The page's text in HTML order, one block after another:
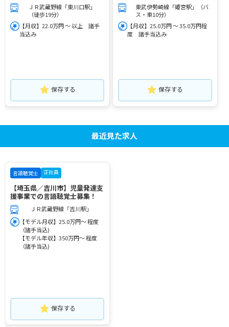
ＪＲ武蔵野線「東川口駅」
（徒歩19分）
【月収】22.0万円 ～ 以上 諸手
当込み
保存する
東武伊勢崎線「姫宮駅」（バ
ス・車10分）
【月収】25.0万円 ～ 35.0万円程
度 諸手当込み
保存する
最近見た求人
言語聴覚士 正社員
【埼玉県／吉川市】児童発達支
援事業での言語聴覚士募集！
ＪＲ武蔵野線「吉川駅」
【モデル月収】25.0万円～ 程度
（諸手当込)
【モデル年収】350万円～ 程度
（諸手当込)
保存する